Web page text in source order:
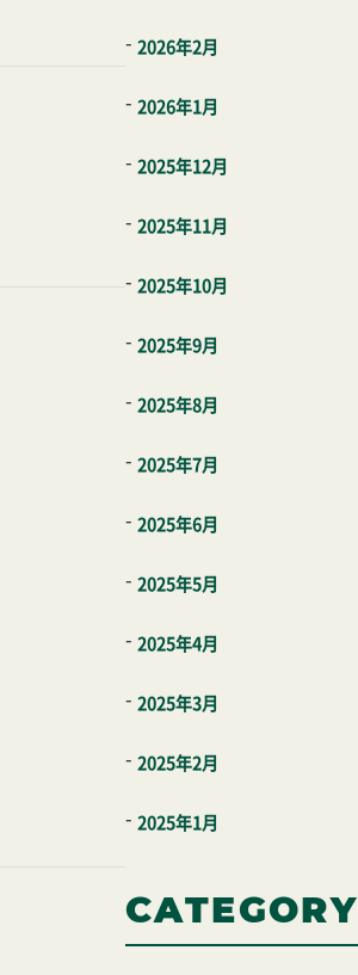
2026年2月
2026年1月
2025年12月
2025年11月
2025年10月
2025年9月
2025年8月
2025年7月
2025年6月
2025年5月
2025年4月
2025年3月
2025年2月
2025年1月
CATEGORY